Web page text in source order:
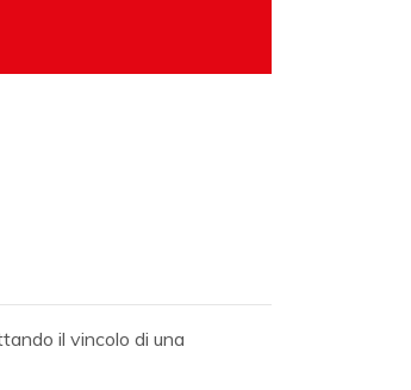
il vincolo di una